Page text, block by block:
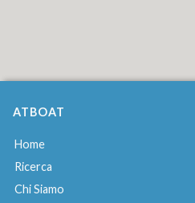
ATBOAT
Home
Ricerca
Chi Siamo